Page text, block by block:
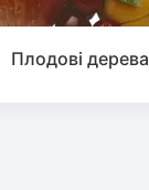
Плодові дерева